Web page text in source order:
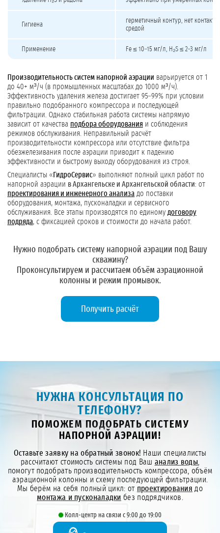
Гигиена
герметичный контур, нет контакта
средой
Применение Fe ≤ 10–15 мг/л, H₂S ≤ 2–3 мг/л
Производительность систем напорной аэрации варьируется от 1
до 40+ м³/ч (в промышленных масштабах до 1000 м³/ч).
Эффективность удаления железа достигает 95–99% при условии
правильно подобранного компрессора и последующей
фильтрации. Однако стабильная работа системы напрямую
зависит от качества подбора оборудования и соблюдения
режимов обслуживания. Неправильный расчёт
производительности компрессора или отсутствие фильтра
обезжелезивания после аэрации приводит к падению
эффективности и быстрому выходу оборудования из строя.
Специалисты «ГидроСервис» выполняют полный цикл работ по
напорной аэрации в Архангельске и Архангельской области: от
проектирования и инженерного анализа до поставки
оборудования, монтажа, пусконаладки и сервисного
обслуживания. Все этапы производятся по единому договору
подряда, с фиксацией сроков и стоимости до начала работ.
Нужно подобрать систему напорной аэрации под Вашу
скважину?
Проконсультируем и рассчитаем объём аэрационной
колонны и режим промывок.
Получить расчёт
НУЖНА КОНСУЛЬТАЦИЯ ПО
ТЕЛЕФОНУ?
ПОМОЖЕМ ПОДОБРАТЬ СИСТЕМУ
НАПОРНОЙ АЭРАЦИИ!
Оставьте заявку на обратный звонок! Наши специалисты
рассчитают стоимость системы под Ваш анализ воды
помогут подобрать производительность компрессора, объём
аэрационной колонны и схему последующей фильтрации.
Мы берём на себя полный цикл: от проектирования до
монтажа и пусконаладки без подрядчиков.
Колл-центр на связи с 9:00 до 19:00